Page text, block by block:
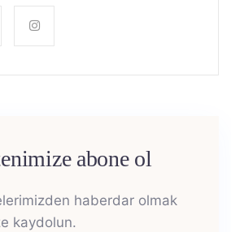
abone ol
haberdar olmak
kaydolun.